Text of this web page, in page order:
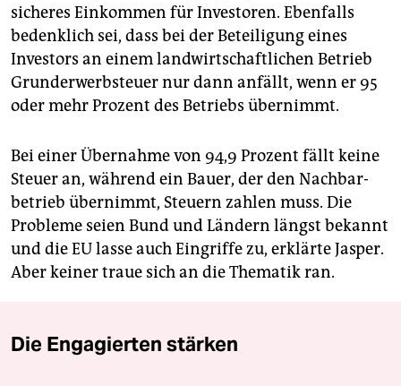
sicheres Einkommen für Investoren. Ebenfalls
bedenklich sei, dass bei der Beteiligung eines
Investors an einem landwirtschaftlichen Betrieb
Grunderwerbsteuer nur dann anfällt, wenn er 95
oder mehr Prozent des Betriebs übernimmt.
Bei einer Übernahme von 94,9 Prozent fällt keine
Steuer an, während ein Bauer, der den Nachbar­
betrieb übernimmt, Steuern zahlen muss. Die
Probleme seien Bund und Ländern längst bekannt
und die EU lasse auch Eingriffe zu, erklärte Jasper.
Aber keiner traue sich an die Thematik ran.
Die Engagierten stärken